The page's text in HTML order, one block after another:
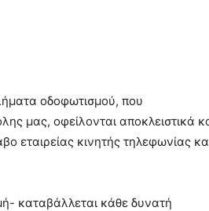
οδοφωτισμού, που
μας, οφείλονται αποκλειστικά
εταιρείας κινητής τηλεφωνίας
καταβάλλεται κάθε δυνατή